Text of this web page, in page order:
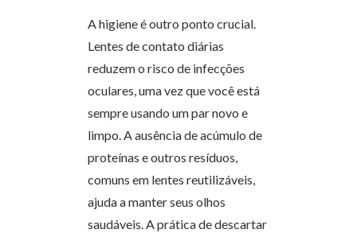
A higiene é outro ponto crucial.
Lentes de contato diárias
reduzem o risco de infecções
oculares, uma vez que você está
sempre usando um par novo e
limpo. A ausência de acúmulo de
proteínas e outros resíduos,
comuns em lentes reutilizáveis,
ajuda a manter seus olhos
saudáveis. A prática de descartar